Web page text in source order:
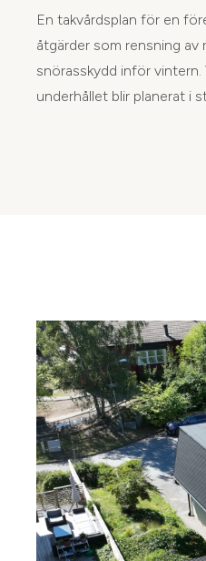
En takvårdsplan för en
åtgärder som rensning
snörasskydd inför
underhållet blir planerat i